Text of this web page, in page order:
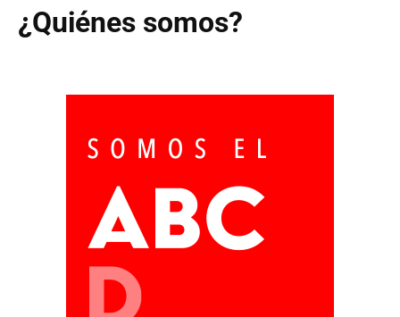
¿Quiénes somos?